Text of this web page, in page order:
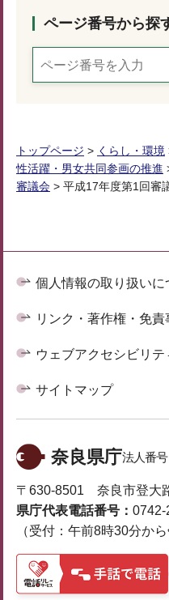
ページ番号から探
トップページ > くらし・環境
性活躍・男女共同参画の推進
審議会 > 平成17年度第1回審
個人情報の取り扱いに
リンク・著作権・免責
ウェブアクセシビリテ
サイトマップ
奈良県庁法人番号
〒630-8501 奈良市登大
県庁代表電話番号： 0742-
（受付：午前8時30分か